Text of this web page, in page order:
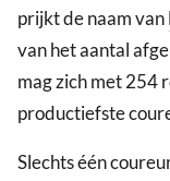
prijkt de naam van
van het aantal
mag zich met 254
productiefste
Slechts één